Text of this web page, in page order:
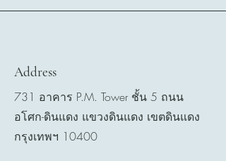
Address
731 อาคาร P.M. Tower ชั้น 5 ถนน
อโศก-ดินแดง แขวงดินแดง เขตดินแดง
กรุงเทพฯ 10400